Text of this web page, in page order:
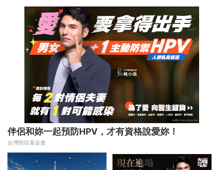
伴侶和妳一起預防HPV，才有資格說愛妳！
台灣癌症基金會